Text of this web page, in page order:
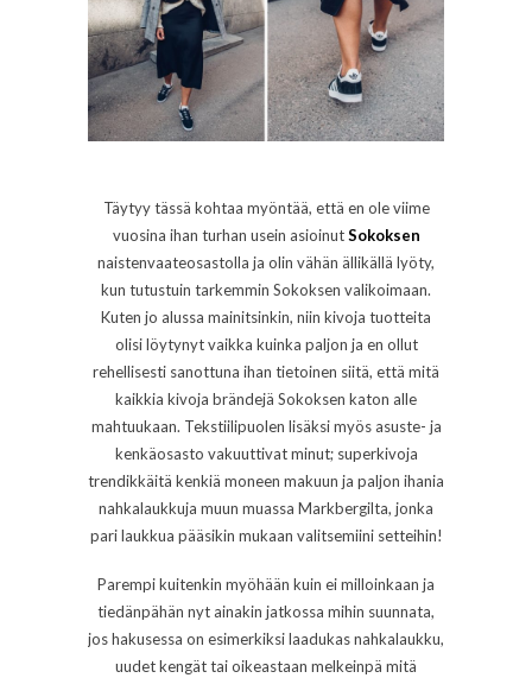
Täytyy tässä kohtaa myöntää, että en ole viime
vuosina ihan turhan usein asioinutSokoksen
naistenvaateosastolla ja olin vähän ällikällä lyöty,
kun tutustuin tarkemmin Sokoksen valikoimaan.
Kuten jo alussa mainitsinkin, niin kivoja tuotteita
olisi löytynyt vaikka kuinka paljon ja en ollut
rehellisesti sanottuna ihan tietoinen siitä, että mitä
kaikkia kivoja brändejä Sokoksen katon alle
mahtuukaan. Tekstiilipuolen lisäksi myös asuste- ja
kenkäosasto vakuuttivat minut; superkivoja
trendikkäitä kenkiä moneen makuun ja paljon ihania
nahkalaukkuja muun muassa Markbergilta, jonka
pari laukkua pääsikin mukaan valitsemiini setteihin!
Parempi kuitenkin myöhään kuin ei milloinkaan ja
tiedänpähän nyt ainakin jatkossa mihin suunnata,
jos hakusessa on esimerkiksi laadukas nahkalaukku,
uudet kengät tai oikeastaan melkeinpä mitä